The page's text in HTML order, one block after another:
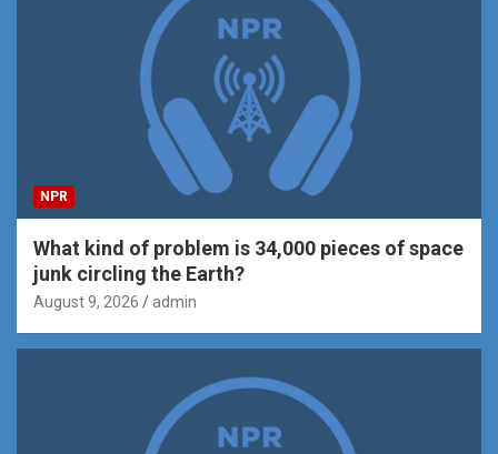
NPR
What kind of problem is 34,000 pieces of space
junk circling the Earth?
August 9, 2026 admin